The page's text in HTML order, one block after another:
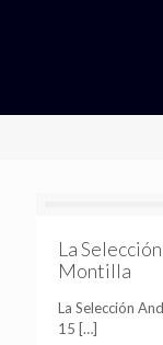
La
Montilla
La Selección
15 […]